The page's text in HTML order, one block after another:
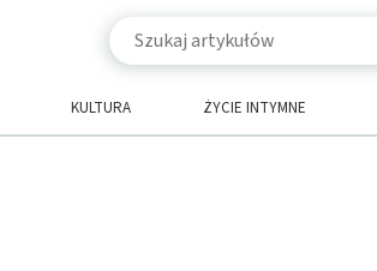
KULTURA ŻYCIE INTYMNE